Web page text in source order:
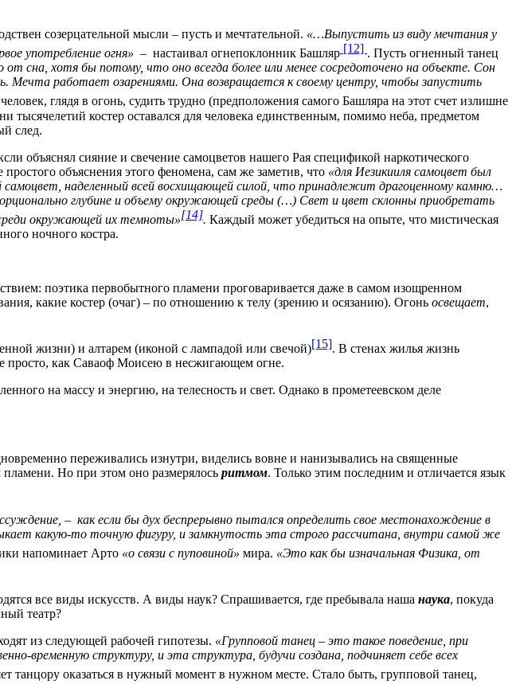
созерцательной мысли – пусть и мечтательной. «…Выпустить из виду мечтания у
употребление огня»
– настаивал огнепоклонник Башляр [12] . Пусть огненный танец
от сна, хотя бы потому, что оно всегда более или менее сосредоточено на объекте. Сон
Мечта работает озарениями. Она возвращается к своему центру, чтобы запустить
глядя в огонь, судить трудно (предположения самого Башляра на этот счет излишне
тысячелетий костер оставался для человека единственным, помимо неба, предметом
след.
объяснял сияние и свечение самоцветов нашего Рая спецификой наркотического
объяснения этого феномена, сам же заметив, что «для Иезикииля самоцвет был
наделенный всей восхищающей силой, что принадлежит драгоценному камню…
глубине и объему окружающей среды (…) Свет и цвет склонны приобретать
окружающей их темноты»[14]. Каждый может убедиться на опыте, что мистическая
ночного костра.
поэтика первобытного пламени проговаривается даже в самом изощренном
какие костер (очаг) – по отношению к телу (зрению и осязанию). Огонь освещает,
жизни) и алтарем (иконой с лампадой или свечой)[15]. В стенах жилья жизнь
просто, как Саваоф Моисею в несжигающем огне.
на массу и энергию, на телесность и свет. Однако в прометеевском деле
переживались изнутри, виделись вовне и нанизывались на священные
Но при этом оно размерялось ритмом. Только этим последним и отличается язык
– как если бы дух беспрерывно пытался определить свое местонахождение в
какую-то точную фигуру, и замкнутость эта строго рассчитана, внутри самой же
напоминает Арто «о связи с пуповиной» мира. «Это как бы изначальная Физика, от
все виды искусств. А виды наук? Спрашивается, где пребывала наша наука, покуда
театр?
из следующей рабочей гипотезы. «Групповой танец – это такое поведение, при
временную структуру, и эта структура, будучи создана, подчиняет себе всех
танцору оказаться в нужный момент в нужном месте. Стало быть, групповой танец,